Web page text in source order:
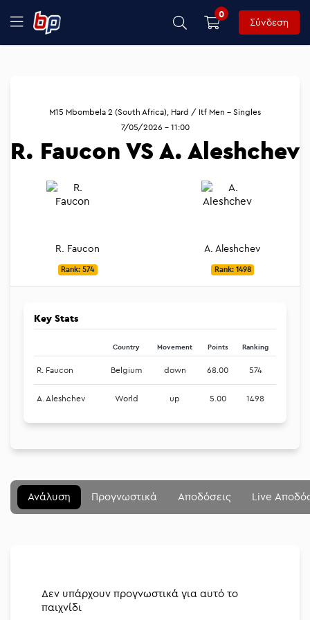
0
Σύνδεση
R. Faucon
Rank: 574
M15 Mbombela 2 (South Africa), Hard / Itf Men - Singles
7/05/2026 - 11:00
R. Faucon VS A. Aleshchev
A. Aleshchev
Rank: 1498
Key Stats
Country Movement Points Ranking
R. Faucon Belgium down 68.00 574
A. Aleshchev World up 5.00 1498
Ανάλυση Προγνωστικά Αποδόσεις Live
Δεν υπάρχουν προγνωστικά για αυτό το
παιχνίδι
Μενού
Betting community
Διοργανώσεις